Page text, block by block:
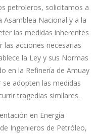
petroleros, solicitamos a
Asamblea Nacional y a la
las medidas inherentes
acciones necesarias
la Ley y sus Normas
en la Refinería de Amuay
adopten las medidas
tragedias similares.
en Energía
Ingenieros de Petróleo,